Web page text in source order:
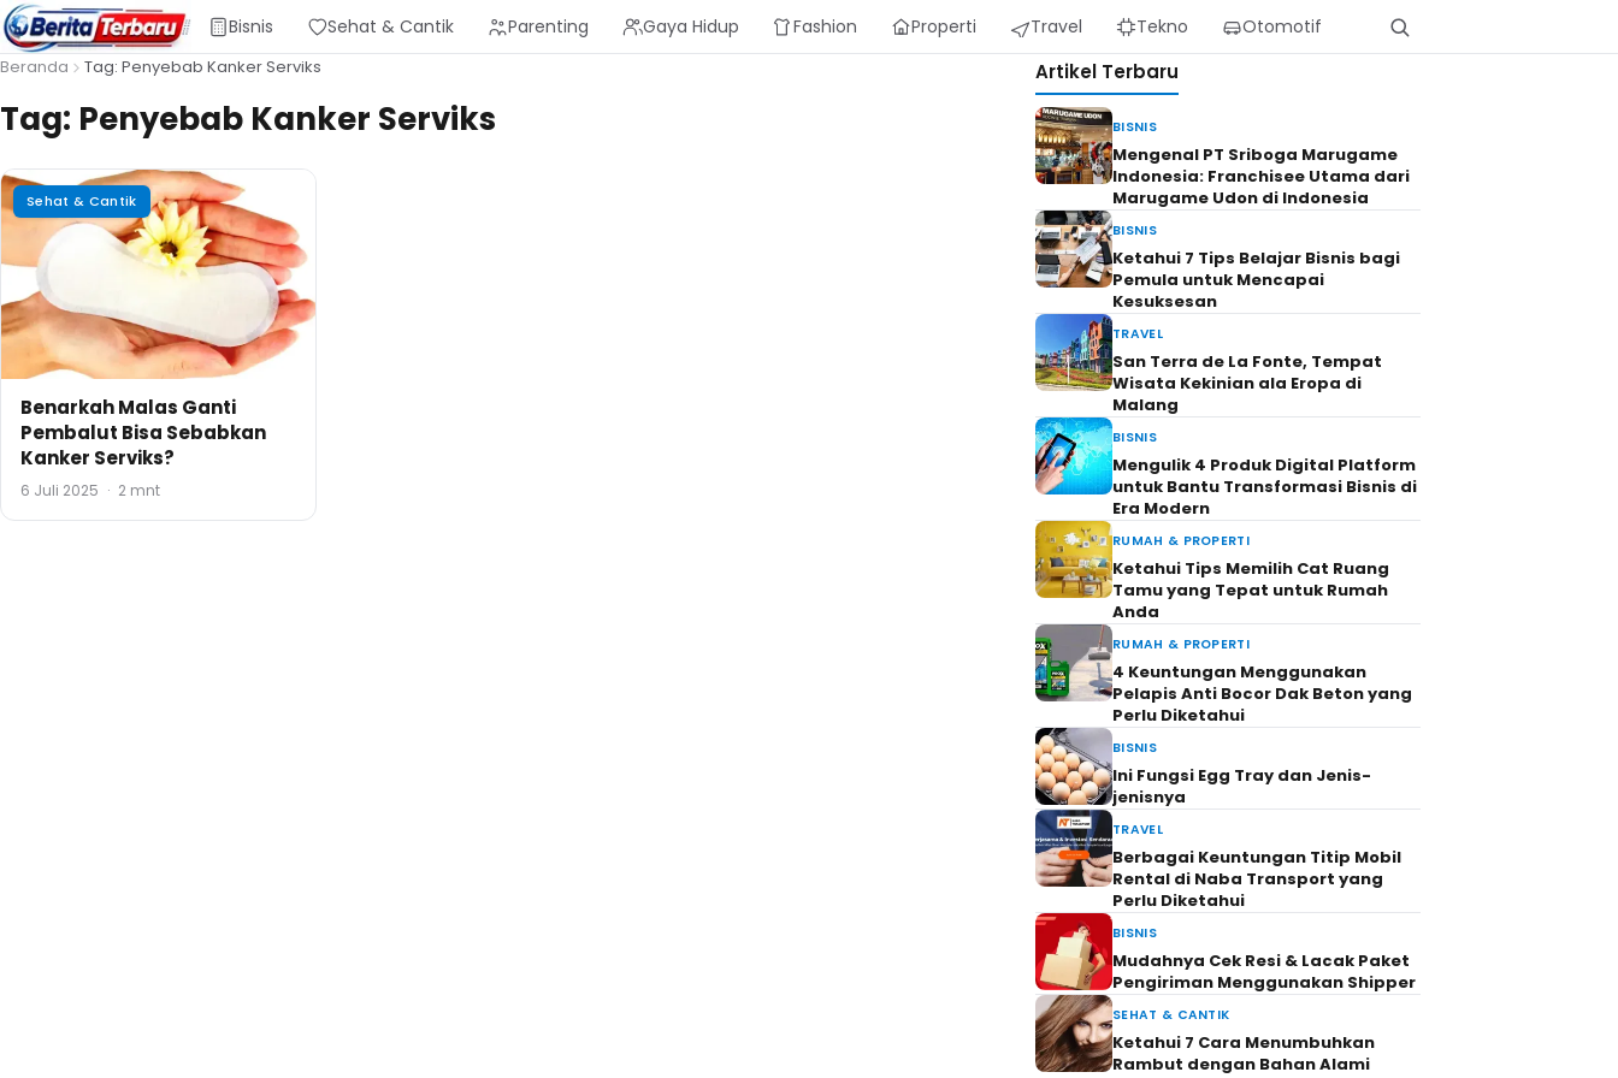
Bisnis Sehat & Cantik Parenting Gaya Hidup Fashion Properti Travel Tekno Otomotif
Beranda Tag: Penyebab Kanker Serviks
Tag: Penyebab Kanker Serviks
Sehat & Cantik
Benarkah Malas Ganti
Pembalut Bisa Sebabkan
Kanker Serviks?
6 Juli 2025 · 2 mnt
Artikel Terbaru
BISNIS
Mengenal PT Sriboga Marugame
Indonesia: Franchisee Utama dari
Marugame Udon di Indonesia
BISNIS
Ketahui 7 Tips Belajar Bisnis bagi
Pemula untuk Mencapai
Kesuksesan
TRAVEL
San Terra de La Fonte, Tempat
Wisata Kekinian ala Eropa di
Malang
BISNIS
Mengulik 4 Produk Digital Platform
untuk Bantu Transformasi Bisnis di
Era Modern
RUMAH & PROPERTI
Ketahui Tips Memilih Cat Ruang
Tamu yang Tepat untuk Rumah
Anda
RUMAH & PROPERTI
4 Keuntungan Menggunakan
Pelapis Anti Bocor Dak Beton yang
Perlu Diketahui
BISNIS
Ini Fungsi Egg Tray dan Jenis-
jenisnya
TRAVEL
Berbagai Keuntungan Titip Mobil
Rental di Naba Transport yang
Perlu Diketahui
BISNIS
Mudahnya Cek Resi & Lacak Paket
Pengiriman Menggunakan Shipper
SEHAT & CANTIK
Ketahui 7 Cara Menumbuhkan
Rambut dengan Bahan Alami